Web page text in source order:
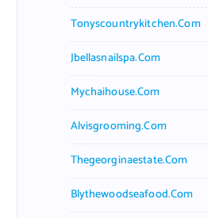
Tonyscountrykitchen.com
Jbellasnailspa.com
Mychaihouse.com
Alvisgrooming.com
Thegeorginaestate.com
Blythewoodseafood.com